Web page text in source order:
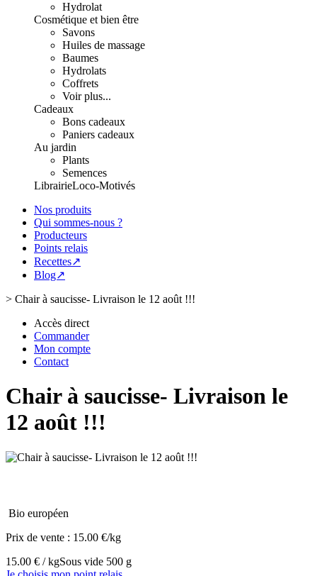
Hydrolat
Cosmétique et bien être
Savons
Huiles de massage
Baumes
Hydrolats
Coffrets
Voir plus...
Cadeaux
Bons cadeaux
Paniers cadeaux
Au jardin
Plants
Semences
LibrairieLoco-Motivés
Nos produits
Qui sommes-nous ?
Producteurs
Points relais
Recettes↗
Blog↗
> Chair à saucisse- Livraison le 12 août !!!
Accès direct
Commander
Mon compte
Contact
Chair à saucisse- Livraison le
12 août !!!
Bio européen
Prix de vente : 15.00 €/kg
15.00 € / kgSous vide 500 g